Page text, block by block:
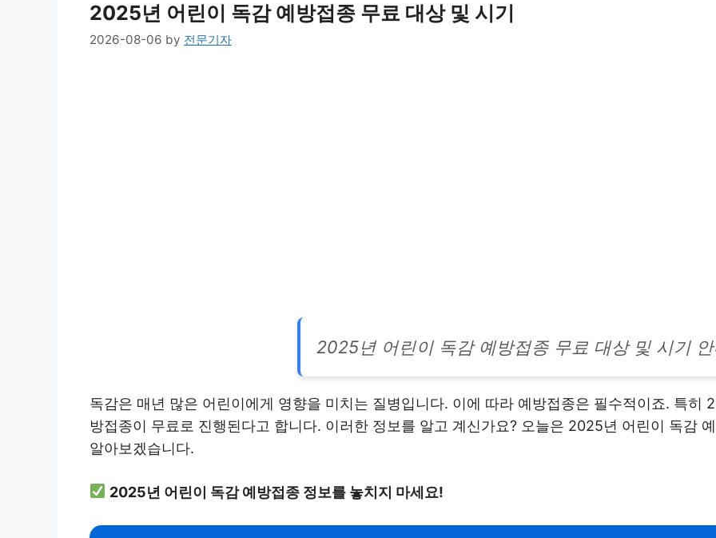
2025년 어린이 독감 예방접종 무료 대상 및 시기
2026-08-06 by 전문기자
2025년 어린이 독감 예방접종 무료 대상 및 시기
독감은 매년 많은 어린이에게 영향을 미치는 질병입니다. 이에 따라 예방접종은 필수적이죠. 특히
방접종이 무료로 진행된다고 합니다. 이러한 정보를 알고 계신가요? 오늘은 2025년 어린이 독감
알아보겠습니다.
2025년 어린이 독감 예방접종 정보를 놓치지 마세요!